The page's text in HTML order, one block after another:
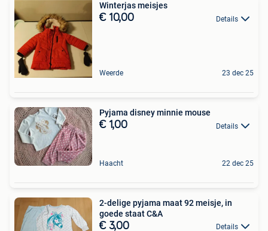
Winterjas meisjes
€ 10,00 Details
Weerde 23 dec 25
Pyjama disney minnie mouse
€ 1,00 Details
Haacht 22 dec 25
2-delige pyjama maat 92 meisje, in
goede staat C&A
€ 3,00 Details